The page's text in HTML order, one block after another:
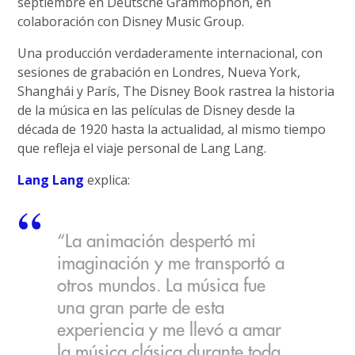
colaboración con Disney Music Group.
Una producción verdaderamente internacional, con
sesiones de grabación en Londres, Nueva York,
Shanghái y París, The Disney Book rastrea la historia
de la música en las películas de Disney desde la
década de 1920 hasta la actualidad, al mismo tiempo
que refleja el viaje personal de Lang Lang.
Lang Lang explica:
“La animación despertó mi
imaginación y me transportó a
otros mundos. La música fue
una gran parte de esta
experiencia y me llevó a amar